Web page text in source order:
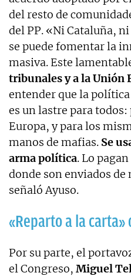
del resto de
del PP. «Ni Cataluña,
se puede fomentar la
masiva. Este
tribunales y a la Unión
entender que la
es un lastre para todos:
Europa, y para los
manos de mafias. Se
arma política. Lo
donde son enviados
señaló Ayuso.
«Reparto a la
Por su parte, el
el Congreso, Miguel